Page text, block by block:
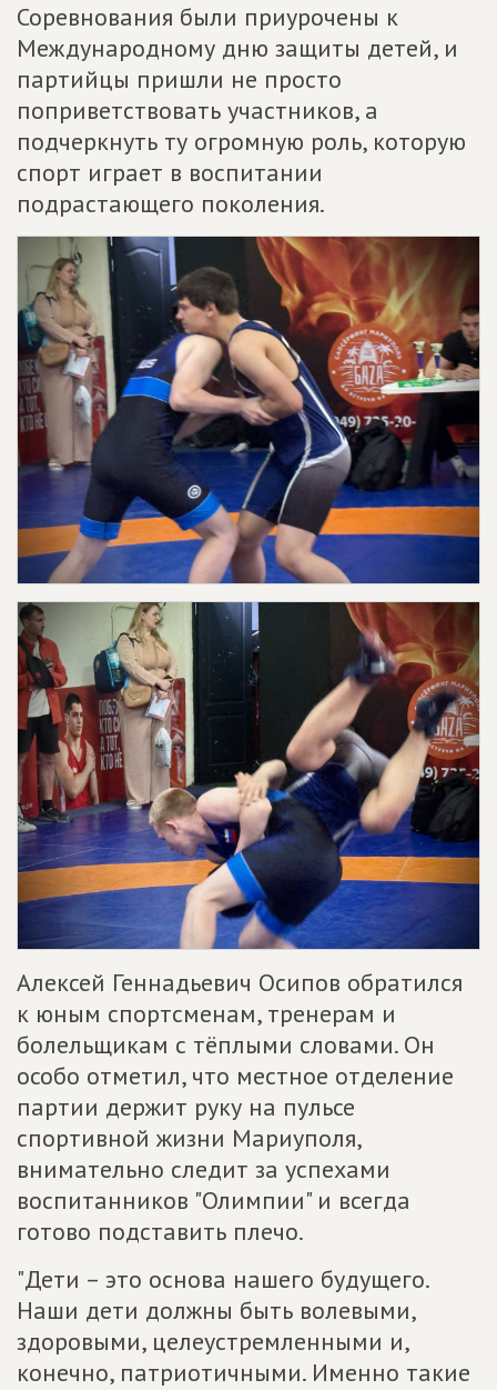
Соревнования были приурочены к
Международному дню защиты детей, и
партийцы пришли не просто
поприветствовать участников, а
подчеркнуть ту огромную роль, которую
спорт играет в воспитании
подрастающего поколения.
Алексей Геннадьевич Осипов обратился
к юным спортсменам, тренерам и
болельщикам с тёплыми словами. Он
особо отметил, что местное отделение
партии держит руку на пульсе
спортивной жизни Мариуполя,
внимательно следит за успехами
воспитанников "Олимпии" и всегда
готово подставить плечо.
"Дети – это основа нашего будущего.
Наши дети должны быть волевыми,
здоровыми, целеустремленными и,
конечно, патриотичными. Именно такие